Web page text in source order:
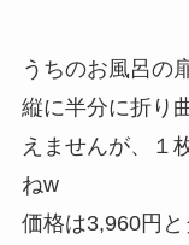
うちのお風呂の
縦に半分に折り
えませんが、１
ねw
価格は3,960円